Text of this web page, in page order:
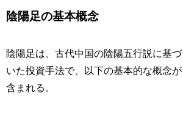
陰陽足の基本概念
陰陽足は、古代中国の陰陽五行説に基づ
いた投資手法で、以下の基本的な概念が
含まれる。